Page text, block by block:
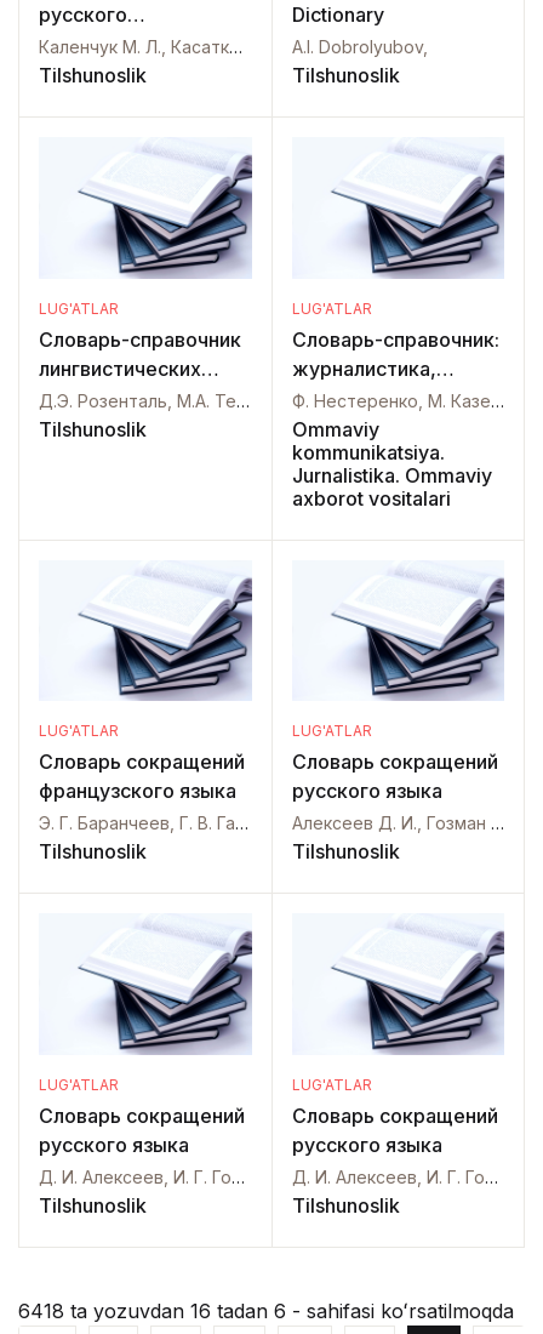
русского
произношения
Каленчук М. Л., Касаткина Р. Ф.,
Tilshunoslik
Dictionary
A.I. Dobrolyubov,
Tilshunoslik
LUG'ATLAR
Словарь-справочник
лингвистических
терминов
Д.Э. Розенталь, М.А. Теленкова,
Tilshunoslik
LUG'ATLAR
Словарь-справочник:
журналистика,
реклама, паблик
рилейшнз
Ф. Нестеренко, М. Казем, Я. Маматова,
Ommaviy
kommunikatsiya.
Jurnalistika. Ommaviy
axborot vositalari
LUG'ATLAR
Словарь сокращений
французского языка
Э. Г. Баранчеев, Г. В. Гаровников, А. А. Анфилофьев, Ю. В. Улыбышев, В. И. Ночевкин,
Tilshunoslik
LUG'ATLAR
Словарь сокращений
русского языка
Алексеев Д. И., Гозман И. Г., Сахаров Г. В.,
Tilshunoslik
LUG'ATLAR
Словарь сокращений
русского языка
Д. И. Алексеев, И. Г. Гозман, Г. В. Сахаров,
Tilshunoslik
LUG'ATLAR
Словарь сокращений
русского языка
Д. И. Алексеев, И. Г. Гозман, Г. В. Сахаров,
Tilshunoslik
6418 ta yozuvdan 16 tadan 6 - sahifasi koʻrsatilmoqda